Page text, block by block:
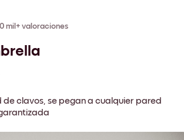
mil+ valoraciones
de clavos, se pegan a cualquier pared